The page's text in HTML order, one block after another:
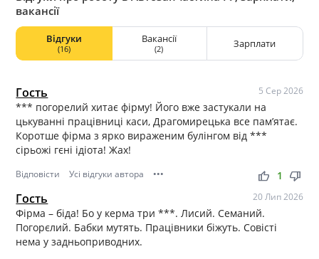
вакансії
Відгуки
(16)
Вакансії
(2) Зарплати
Гость 5 Сер 2026
*** погорелий хитає фірму! Його вже застукали на
цькуванні працівниці каси, Драгомирецька все пам’ятає.
Коротше фірма з ярко вираженим булінгом від ***
сірьожі гєні ідіота! Жах!
Відповісти Усі відгуки автора ••• thumb_up thumb_down
1
Гость 20 Лип 2026
Фірма – біда! Бо у керма три ***. Лисий. Семаний.
Погорєлий. Бабки мутять. Працівники біжуть. Совісті
нема у задньоприводних.